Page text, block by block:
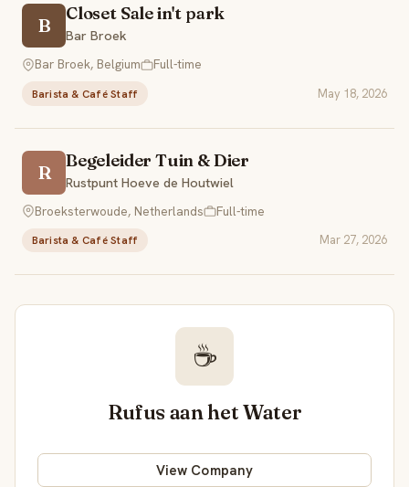
B
Closet Sale in't park
Bar Broek
Bar Broek, Belgium
Full-time
Barista & Café Staff May 18, 2026
R
Begeleider Tuin & Dier
Rustpunt Hoeve de Houtwiel
Broeksterwoude, Netherlands
Full-time
Barista & Café Staff Mar 27, 2026
☕
Rufus aan het Water
View Company